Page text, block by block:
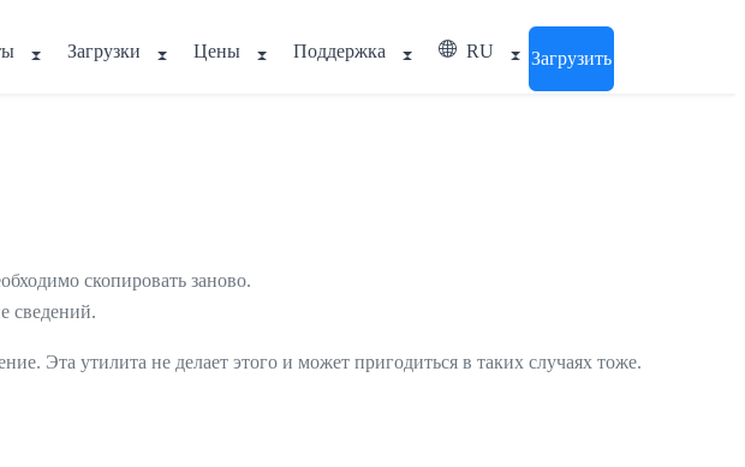
Загрузки Цены Поддержка RU Загрузить
скопировать заново.
сведений.
Эта утилита не делает этого и может пригодиться в таких случаях тоже.